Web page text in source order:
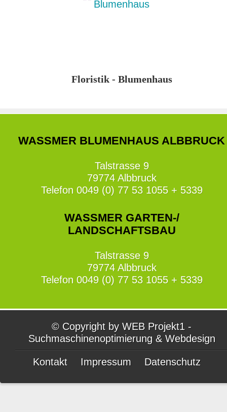
Floristik - Blumenhaus
WASSMER BLUMENHAUS ALBBRUCK
Talstrasse 9
79774 Albbruck
Telefon 0049 (0) 77 53 1055 + 5339
WASSMER GARTEN-/
LANDSCHAFTSBAU
Talstrasse 9
79774 Albbruck
Telefon 0049 (0) 77 53 1055 + 5339
© Copyright by WEB Projekt1 -
Suchmaschinenoptimierung & Webdesign
Kontakt Impressum Datenschutz